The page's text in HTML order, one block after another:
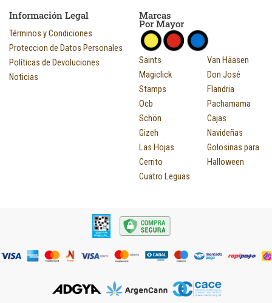
Información Legal
Términos y Condiciones
Proteccion de Datos Personales
Políticas de Devoluciones
Noticias
Marcas
Por Mayor
Saints
Magiclick
Stamps
Ocb
Schön
Gizeh
Las Hojas
Cerrito
Cuatro Leguas
Van Häasen
Don José
Flandria
Pachamama
Cajas
Navideñas
Golosinas para
Halloween